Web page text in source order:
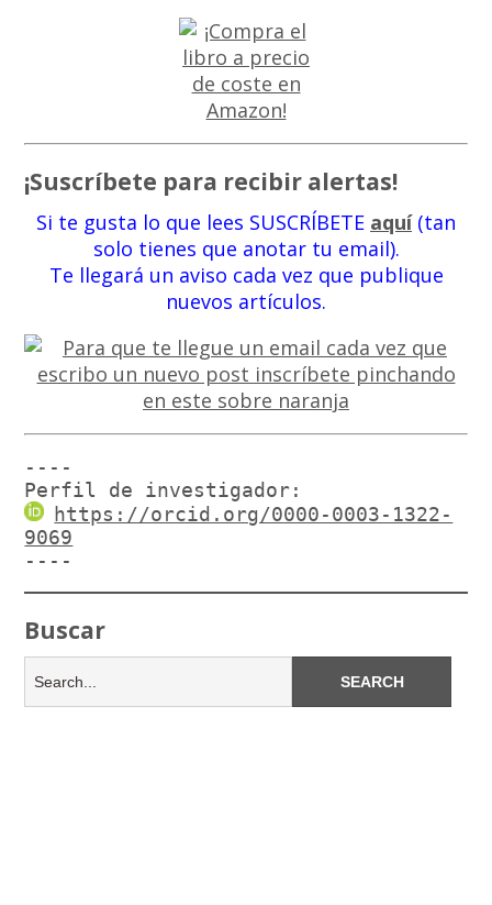
¡Suscríbete para recibir alertas!
Si te gusta lo que lees SUSCRÍBETE aquí(tan
solo tienes que anotar tu email).
Te llegará un aviso cada vez que publique
nuevos artículos.
----
Perfil de investigador:
https://orcid.org/0000-0003-1322-
9069
----
Buscar